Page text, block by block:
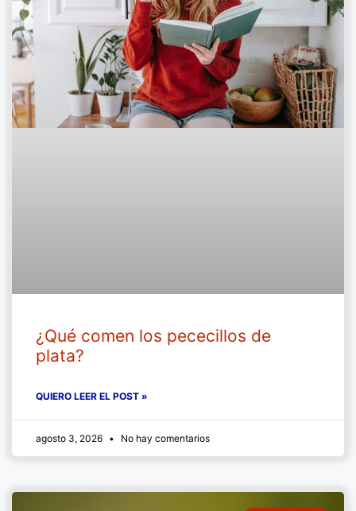
¿Qué comen los pececillos de
plata?
QUIERO LEER EL POST »
agosto 3, 2026 No hay comentarios